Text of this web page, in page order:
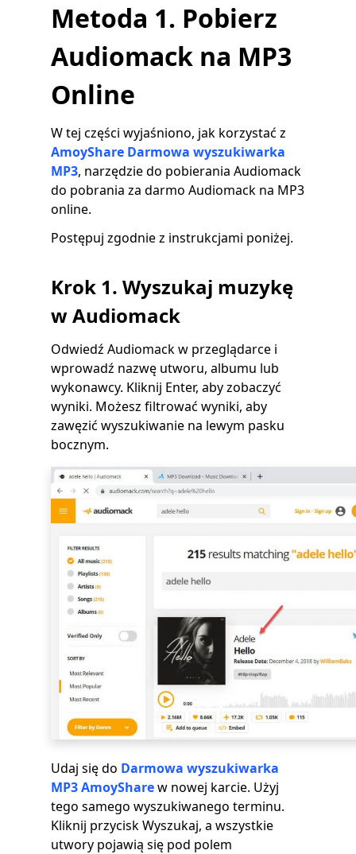
Metoda 1. Pobierz
Audiomack na MP3
Online
W tej części wyjaśniono, jak korzystać z
AmoyShare Darmowa wyszukiwarka
MP3, narzędzie do pobierania Audiomack
do pobrania za darmo Audiomack na MP3
online.
Postępuj zgodnie z instrukcjami poniżej.
Krok 1. Wyszukaj muzykę
w Audiomack
Odwiedź Audiomack w przeglądarce i
wprowadź nazwę utworu, albumu lub
wykonawcy. Kliknij Enter, aby zobaczyć
wyniki. Możesz filtrować wyniki, aby
zawęzić wyszukiwanie na lewym pasku
bocznym.
Udaj się do Darmowa wyszukiwarka
MP3 AmoySharew nowej karcie. Użyj
tego samego wyszukiwanego terminu.
Kliknij przycisk Wyszukaj, a wszystkie
utwory pojawią się pod polem